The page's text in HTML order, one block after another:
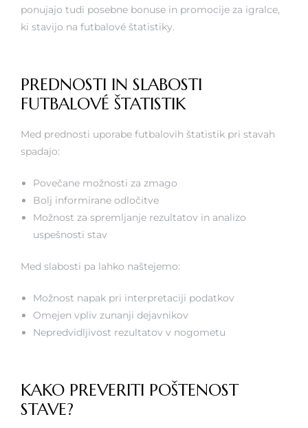
ponujajo tudi posebne bonuse in promocije za igralce,
ki stavijo na futbalové štatistiky.
PREDNOSTI IN SLABOSTI
FUTBALOVÉ ŠTATISTIK
Med prednosti uporabe futbalovih štatistik pri stavah
spadajo:
Povečane možnosti za zmago
Bolj informirane odločitve
Možnost za spremljanje rezultatov in analizo
uspešnosti stav
Med slabosti pa lahko naštejemo:
Možnost napak pri interpretaciji podatkov
Omejen vpliv zunanji dejavnikov
Nepredvidljivost rezultatov v nogometu
KAKO PREVERITI POŠTENOST
STAVE?